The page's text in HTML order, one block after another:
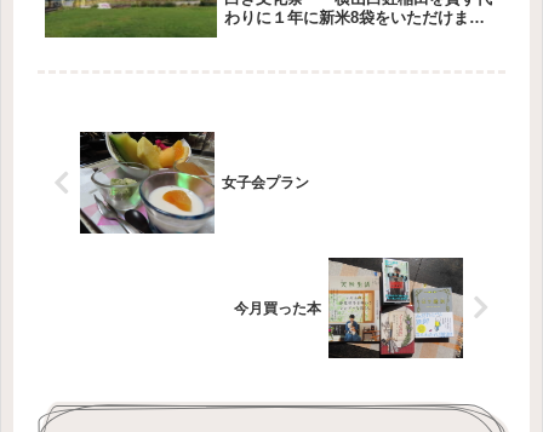
わりに１年に新米8袋をいただけます
女子会プラン
今月買った本